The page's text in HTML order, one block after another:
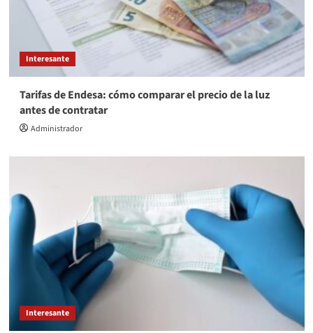
Interesante
Tarifas de Endesa: cómo comparar el precio de la luz
antes de contratar
Administrador
Interesante